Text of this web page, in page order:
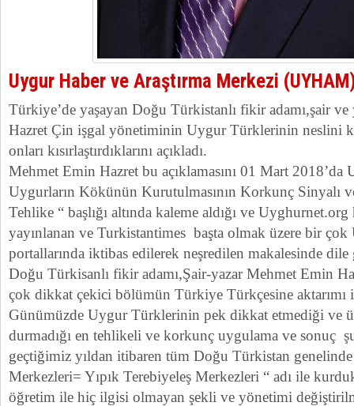
Uygur Haber ve Araştırma Merkezi
Türkiye’de yaşayan Doğu Türkistanlı fikir adamı,şair
Hazret Çin işgal yönetiminin Uygur Türklerinin neslini
onları kısırlaştırdıklarını açıkladı.
Mehmet Emin Hazret bu açıklamasını 01 Mart
Uygurların Kökünün Kurutulmasının Korkunç Sinyalı
Tehlike “ başlığı altında kaleme aldığı ve
yayınlanan ve Turkistantimes başta olmak üzere bir
portallarında iktibas edilerek neşredilen makalesinde
Doğu Türkisanlı fikir adamı,Şair-yazar Mehmet Emin
çok dikkat çekici bölümün Türkiye Türkçesine aktarımı
Günümüzde Uygur Türklerinin pek dikkat etmediği ve
durmadığı en tehlikeli ve korkunç uygulama ve sonuç
geçtiğimiz yıldan itibaren tüm Doğu Türkistan
Merkezleri= Yıpık Terebiyeleş Merkezleri “ adı ile
öğretim ile hiç ilgisi olmayan şekli ve yönetimi